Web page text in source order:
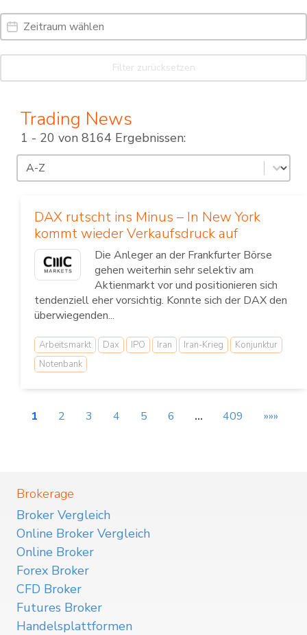
Date Range
Date
Filter zurücksetzen
Trading News
1 - 20 von 8164 Ergebnissen:
Sortierung
Sort content
DAX rutscht ins Minus – In New York
kommt wieder Verkaufsdruck auf
Die Anleger an der Frankfurter Börse
gehen weiterhin sehr selektiv am
Aktienmarkt vor und positionieren sich
tendenziell eher vorsichtig. Konnte sich der DAX den
überwiegenden...
Arbeitsmarkt Dax IPO Iran Iran-Krieg
Konjunktur
Notenbank
1 2 3 4 5 6 … 409 »»»
Brokerage
Broker Vergleich
Online Broker Vergleich
Online Broker
Forex Broker
CFD Broker
Futures Broker
Handelsplattformen